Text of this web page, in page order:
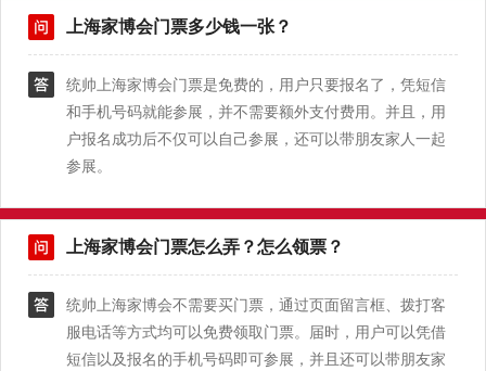
上海家博会门票多少钱一张？
统帅上海家博会门票是免费的，用户只要报名了，凭短信
和手机号码就能参展，并不需要额外支付费用。并且，用
户报名成功后不仅可以自己参展，还可以带朋友家人一起
参展。
上海家博会门票怎么弄？怎么领票？
统帅上海家博会不需要买门票，通过页面留言框、拨打客
服电话等方式均可以免费领取门票。届时，用户可以凭借
短信以及报名的手机号码即可参展，并且还可以带朋友家